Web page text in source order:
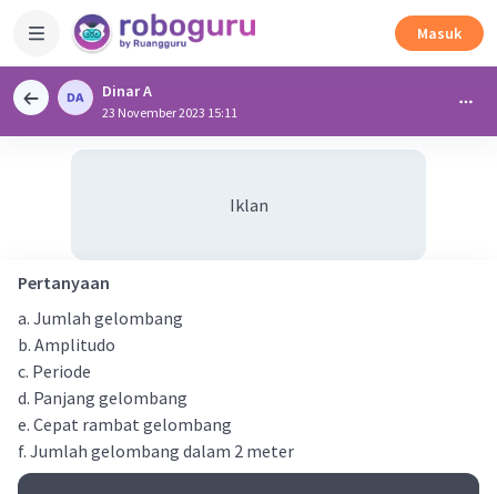
Masuk
Dinar A
23 November 2023 15:11
Iklan
Pertanyaan
a. Jumlah gelombang
b. Amplitudo
c. Periode
d. Panjang gelombang
e. Cepat rambat gelombang
f. Jumlah gelombang dalam 2 meter